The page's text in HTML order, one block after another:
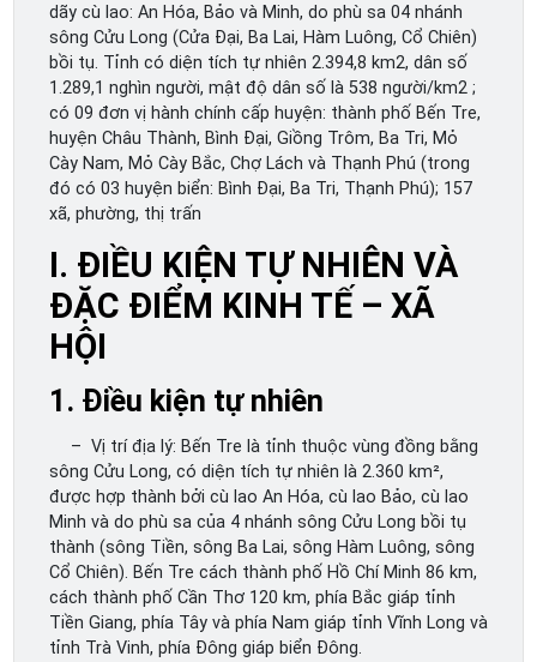
dãy cù lao: An Hóa, Bảo và Minh, do phù sa 04 nhánh
sông Cửu Long (Cửa Đại, Ba Lai, Hàm Luông, Cổ Chiên)
bồi tụ. Tỉnh có diện tích tự nhiên 2.394,8 km2, dân số
1.289,1 nghìn người, mật độ dân số là 538 người/km2 ;
có 09 đơn vị hành chính cấp huyện: thành phố Bến Tre,
huyện Châu Thành, Bình Đại, Giồng Trôm, Ba Tri, Mỏ
Cày Nam, Mỏ Cày Bắc, Chợ Lách và Thạnh Phú (trong
đó có 03 huyện biển: Bình Đại, Ba Tri, Thạnh Phú); 157
xã, phường, thị trấn
I. ĐIỀU KIỆN TỰ NHIÊN VÀ
ĐẶC ĐIỂM KINH TẾ – XÃ
HỘI
1. Điều kiện tự nhiên
– Vị trí địa lý: Bến Tre là tỉnh thuộc vùng đồng bằng
sông Cửu Long, có diện tích tự nhiên là 2.360 km²,
được hợp thành bởi cù lao An Hóa, cù lao Bảo, cù lao
Minh và do phù sa của 4 nhánh sông Cửu Long bồi tụ
thành (sông Tiền, sông Ba Lai, sông Hàm Luông, sông
Cổ Chiên). Bến Tre cách thành phố Hồ Chí Minh 86 km,
cách thành phố Cần Thơ 120 km, phía Bắc giáp tỉnh
Tiền Giang, phía Tây và phía Nam giáp tỉnh Vĩnh Long và
tỉnh Trà Vinh, phía Đông giáp biển Đông.